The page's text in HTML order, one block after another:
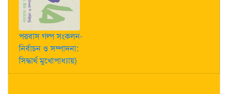
পরবাস গল্প সংকলন-
নির্বাচন ও সম্পাদনা:
সিদ্ধার্থ মুখোপাধ্যায়)